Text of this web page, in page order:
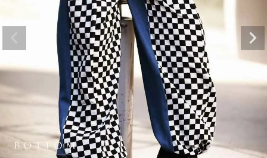
＝ボムシェル】はダンス衣装専門ブランド。
衣装ならお任せ！オリジナル衣装やダンス衣装のトータル
ィネートのご提案。 ボムシェルならではの最新で斬新な
えをお届け。 撮影で使用してる小物や靴などダンサー必
ーデはイメージしやすく、全てボムシェルでご購入可能。
とは差別化出来るしっかりした衣装のご提案はダンサー
ージ映えを全力で応援してます。
商品一覧
【B/
「これど
好き女子
レッスン
ンなど、